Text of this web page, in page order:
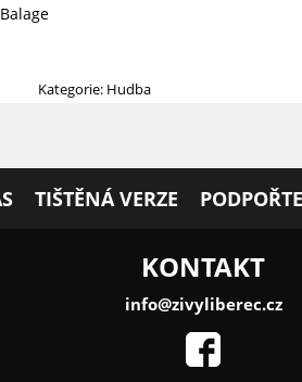
Kategorie: Hudba
TIŠTĚNÁ VERZE
KONTAKT
info@zivyliberec.cz